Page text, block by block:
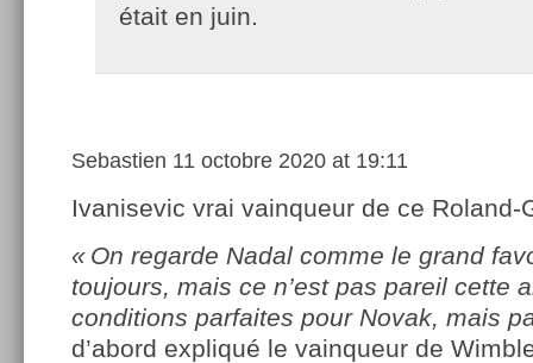
était en juin.
Sebastien 11 octobre 2020 at 19:11
Ivanisevic vrai vainqueur de ce Roland-
« On regarde Nadal comme le grand
toujours, mais ce n’est pas pareil cette
conditions parfaites pour Novak, mais
d’abord expliqué le vainqueur de